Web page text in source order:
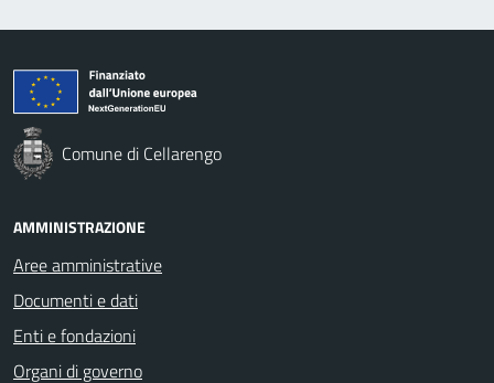
Comune di Cellarengo
AMMINISTRAZIONE
Aree amministrative
Documenti e dati
Enti e fondazioni
Organi di governo